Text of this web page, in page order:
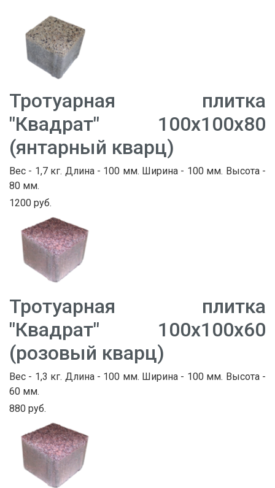
Тротуарная плитка
"Квадрат" 100х100х80
(янтарный кварц)
Вес - 1,7 кг. Длина - 100 мм. Ширина - 100 мм. Высота -
80 мм.
1200 руб.
Тротуарная плитка
"Квадрат" 100х100х60
(розовый кварц)
Вес - 1,3 кг. Длина - 100 мм. Ширина - 100 мм. Высота -
60 мм.
880 руб.